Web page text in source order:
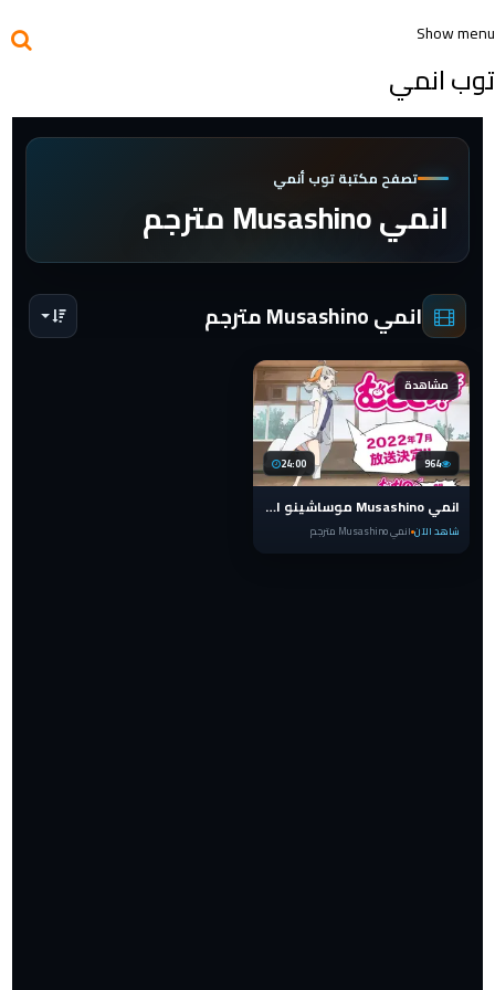
Show menu
توب انمي
تصفح مكتبة توب أنمي
انمي Musashino مترجم
انمي Musashino مترجم
مشاهدة
24:00 964
انمي Musashino موساشينو الحلقة 1 مترجم
شاهد الآن انمي Musashino مترجم